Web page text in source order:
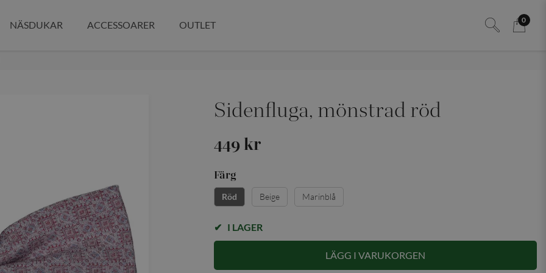
0
NÄSDUKAR ACCESSOARER OUTLET
Sidenfluga, mönstrad röd
449 kr
Färg
Röd Beige Marinblå
I LAGER
LÄGG I VARUKORGEN